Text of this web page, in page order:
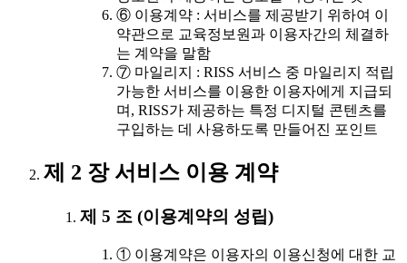
⑥ 이용계약 : 서비스를 제공받기 위하여 이
약관으로 교육정보원과 이용자간의 체결하
는 계약을 말함
⑦ 마일리지 : RISS 서비스 중 마일리지 적립
가능한 서비스를 이용한 이용자에게 지급되
며, RISS가 제공하는 특정 디지털 콘텐츠를
구입하는 데 사용하도록 만들어진 포인트
제 2 장 서비스 이용 계약
제 5 조 (이용계약의 성립)
① 이용계약은 이용자의 이용신청에 대한 교